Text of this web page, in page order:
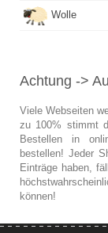
Wolle
Achtung ->
Viele Webseiten
zu 100% stimmt
Bestellen in
bestellen! Jeder
Einträge haben,
können!